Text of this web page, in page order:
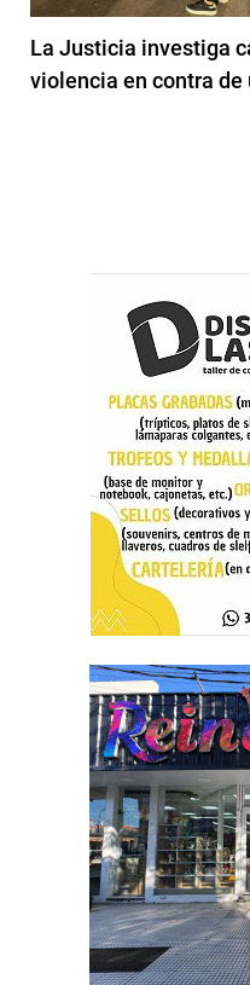
La Justicia investiga
violencia en contra de